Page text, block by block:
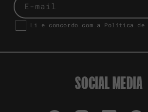
E-mail
Li e concordo com a Política de
SOCIAL MEDIA